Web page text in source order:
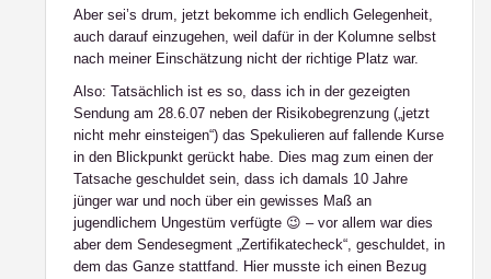
Aber sei’s drum, jetzt bekomme ich endlich Gelegenheit,
auch darauf einzugehen, weil dafür in der Kolumne selbst
nach meiner Einschätzung nicht der richtige Platz war.
Also: Tatsächlich ist es so, dass ich in der gezeigten
Sendung am 28.6.07 neben der Risikobegrenzung („jetzt
nicht mehr einsteigen“) das Spekulieren auf fallende Kurse
in den Blickpunkt gerückt habe. Dies mag zum einen der
Tatsache geschuldet sein, dass ich damals 10 Jahre
jünger war und noch über ein gewisses Maß an
jugendlichem Ungestüm verfügte 😉 – vor allem war dies
aber dem Sendesegment „Zertifikatecheck“, geschuldet, in
dem das Ganze stattfand. Hier musste ich einen Bezug